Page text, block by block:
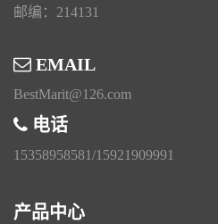
邮编：214131
EMAIL
BestMarit@126.com
电话
15358958581/15921909991
产品中心